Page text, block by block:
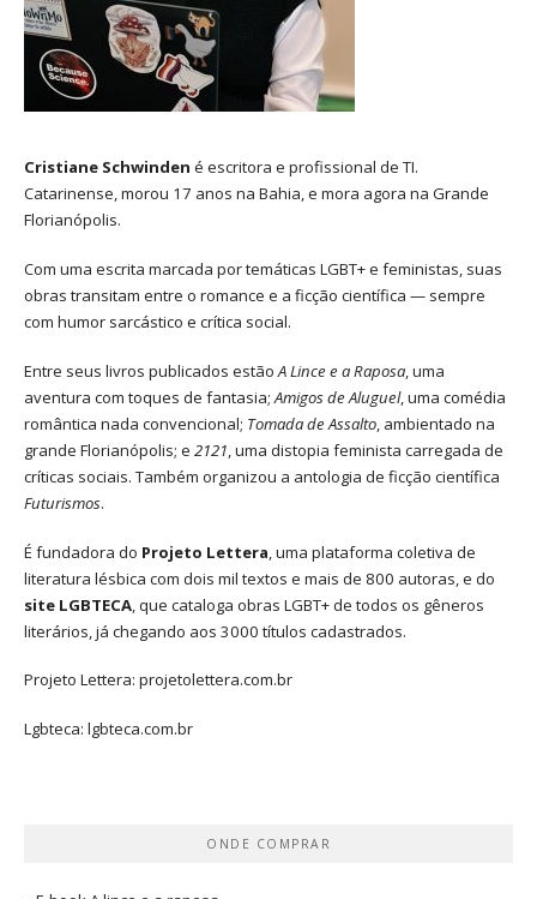
Cristiane Schwinden é escritora e profissional de TI.
Catarinense, morou 17 anos na Bahia, e mora agora na Grande
Florianópolis.
Com uma escrita marcada por temáticas LGBT+ e feministas, suas
obras transitam entre o romance e a ficção científica — sempre
com humor sarcástico e crítica social.
Entre seus livros publicados estãoA Lince e a Raposa, uma
aventura com toques de fantasia;Amigos de Aluguel, uma comédia
romântica nada convencional; Tomada de Assalto, ambientado na
grande Florianópolis; e 2121, uma distopia feminista carregada de
críticas sociais. Também organizou a antologia de ficção científica
Futurismos.
É fundadora do Projeto Lettera, uma plataforma coletiva de
literatura lésbica com dois mil textos e mais de 800 autoras, e do
site LGBTECA, que cataloga obras LGBT+ de todos os gêneros
literários, já chegando aos 3000 títulos cadastrados.
Projeto Lettera: projetolettera.com.br
Lgbteca: lgbteca.com.br
ONDE COMPRAR